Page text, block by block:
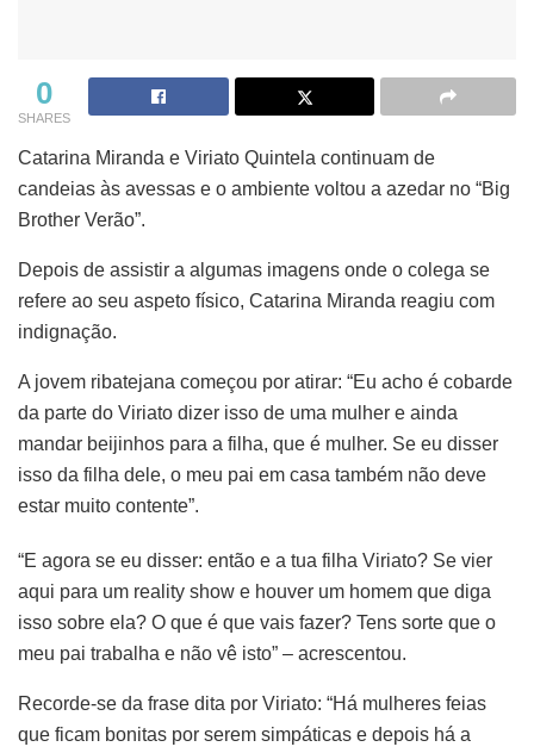
0
SHARES
Catarina Miranda e Viriato Quintela continuam de
candeias às avessas e o ambiente voltou a azedar no “Big
Brother Verão”.
Depois de assistir a algumas imagens onde o colega se
refere ao seu aspeto físico, Catarina Miranda reagiu com
indignação.
A jovem ribatejana começou por atirar: “Eu acho é cobarde
da parte do Viriato dizer isso de uma mulher e ainda
mandar beijinhos para a filha, que é mulher. Se eu disser
isso da filha dele, o meu pai em casa também não deve
estar muito contente”.
“E agora se eu disser: então e a tua filha Viriato? Se vier
aqui para um reality show e houver um homem que diga
isso sobre ela? O que é que vais fazer? Tens sorte que o
meu pai trabalha e não vê isto” – acrescentou.
Recorde-se da frase dita por Viriato: “Há mulheres feias
que ficam bonitas por serem simpáticas e depois há a